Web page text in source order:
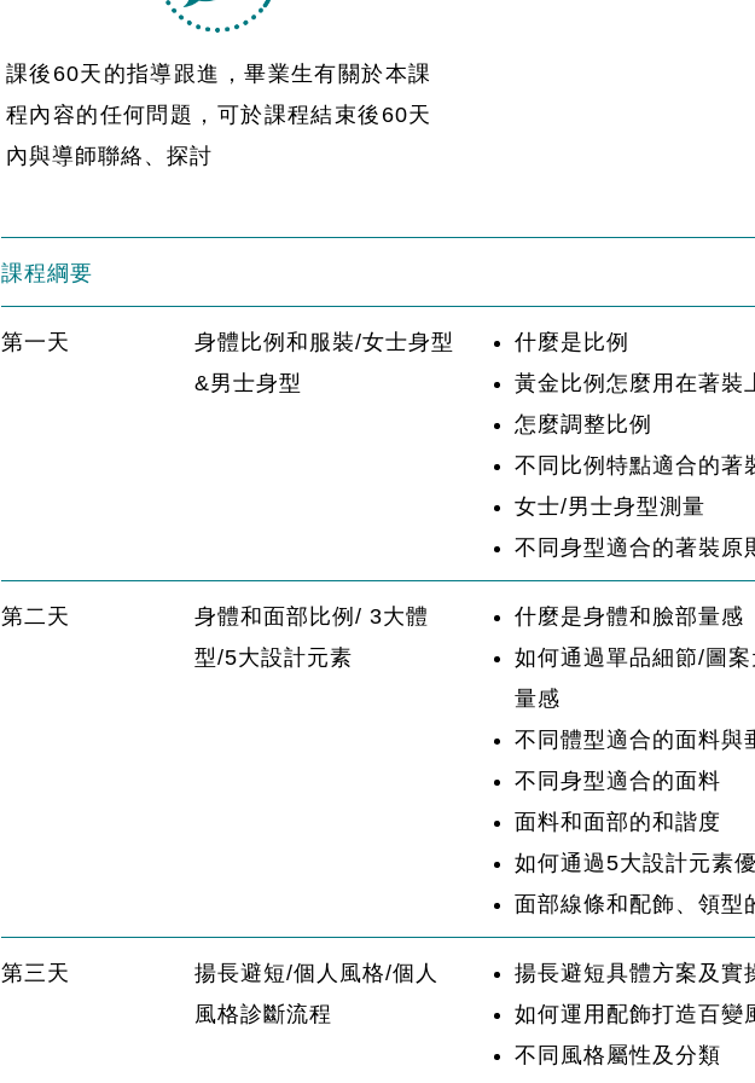
課後60天的指導跟進，畢業生有關於本課
程內容的任何問題，可於課程結束後60天
內與導師聯絡、探討
課程綱要
第一天
身體比例和服裝/女士身型
&男士身型
什麼是比例
黃金比例怎麼用在著裝
怎麼調整比例
不同比例特點適合的著
女士/男士身型測量
不同身型適合的著裝原
第二天
身體和面部比例/ 3大體
型/5大設計元素
什麼是身體和臉部量感
如何通過單品細節/圖
量感
不同體型適合的面料與
不同身型適合的面料
面料和面部的和諧度
如何通過5大設計元素
面部線條和配飾、領型
第三天
揚長避短/個人風格/個人
風格診斷流程
揚長避短具體方案及實
如何運用配飾打造百變
不同風格屬性及分類